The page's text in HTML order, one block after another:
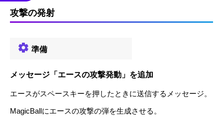
攻撃の発射
準備
メッセージ「エースの攻撃発動」を追加
エースがスペースキーを押したときに送信するメッセージ。
MagicBallにエースの攻撃の弾を生成させる。